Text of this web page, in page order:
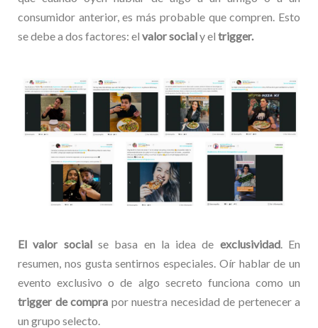
consumidor anterior, es más probable que compren. Esto
se debe a dos factores: el valor socialy el trigger.
El valor socialse basa en la idea de exclusividad. En
resumen, nos gusta sentirnos especiales. Oír hablar de un
evento exclusivo o de algo secreto funciona como un
trigger de compra por nuestra necesidad de pertenecer a
un grupo selecto.